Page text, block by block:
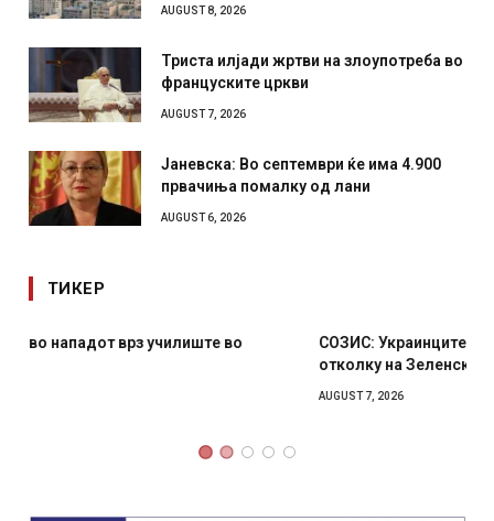
AUGUST 8, 2026
Триста илјади жртви на злоупотреба во
француските цркви
AUGUST 7, 2026
Јаневска: Во септември ќе има 4.900
првачиња помалку од лани
AUGUST 6, 2026
ТИКЕР
СОЗИС: Украинците повеќе им веруваат на генералите